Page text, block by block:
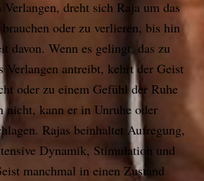
dreht sich Raja um das
oder zu verlieren, bis hin
davon. Wenn es gelingt, das zu
Verlangen antreibt, kehrt der Geist
oder zu einem Gefühl der Ruhe
nicht, kann er in Unruhe oder
Rajas beinhaltet Aufregung,
Dynamik, Stimulation und
manchmal in einen Zustand